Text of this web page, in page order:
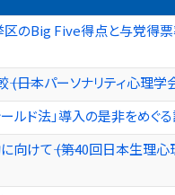
のBig Five得点と与党得
(日本パーソナリティ心理
ルド法」導入の是非をめぐ
向けて―― (第40回日本生